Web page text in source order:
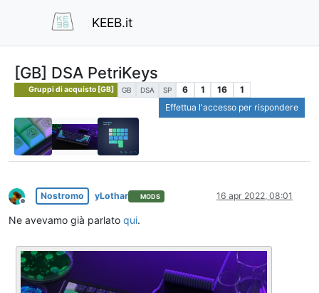
KEEB.it
[GB] DSA PetriKeys
Gruppi di acquisto [GB] GB DSA SP 6 1 16
1
Effettua l'accesso per rispondere
Non in linea
Nostromo yLothar MODS 16 apr 2022, 08:01
Ne avevamo già parlato qui.